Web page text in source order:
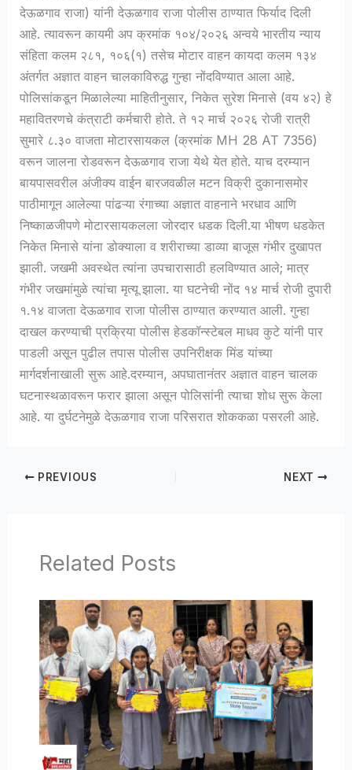
देऊळगाव राजा) यांनी देऊळगाव राजा पोलीस ठाण्यात फिर्याद दिली
आहे. त्यावरून कायमी अप क्रमांक १०४/२०२६ अन्वये भारतीय न्याय
संहिता कलम २८१, १०६(१) तसेच मोटार वाहन कायदा कलम १३४
अंतर्गत अज्ञात वाहन चालकाविरुद्ध गुन्हा नोंदविण्यात आला आहे.
पोलिसांकडून मिळालेल्या माहितीनुसार, निकेत सुरेश मिनासे (वय ४२) हे
महावितरणचे कंत्राटी कर्मचारी होते. ते १२ मार्च २०२६ रोजी रात्री
सुमारे ८.३० वाजता मोटारसायकल (क्रमांक MH 28 AT 7356)
वरून जालना रोडवरून देऊळगाव राजा येथे येत होते. याच दरम्यान
बायपासवरील अंजीक्य वाईन बारजवळील मटन विक्री दुकानासमोर
पाठीमागून आलेल्या पांढऱ्या रंगाच्या अज्ञात वाहनाने भरधाव आणि
निष्काळजीपणे मोटारसायकलला जोरदार धडक दिली.या भीषण धडकेत
निकेत मिनासे यांना डोक्याला व शरीराच्या डाव्या बाजूस गंभीर दुखापत
झाली. जखमी अवस्थेत त्यांना उपचारासाठी हलविण्यात आले; मात्र
गंभीर जखमांमुळे त्यांचा मृत्यू झाला. या घटनेची नोंद १४ मार्च रोजी दुपारी
१.१४ वाजता देऊळगाव राजा पोलीस ठाण्यात करण्यात आली. गुन्हा
दाखल करण्याची प्रक्रिया पोलीस हेडकॉन्स्टेबल माधव कुटे यांनी पार
पाडली असून पुढील तपास पोलीस उपनिरीक्षक मिंड यांच्या
मार्गदर्शनाखाली सुरू आहे.दरम्यान, अपघातानंतर अज्ञात वाहन चालक
घटनास्थळावरून फरार झाला असून पोलिसांनी त्याचा शोध सुरू केला
आहे. या दुर्घटनेमुळे देऊळगाव राजा परिसरात शोककळा पसरली आहे.
PREVIOUS NEXT
Related Posts